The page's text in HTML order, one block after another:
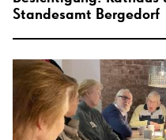
Standesamt Bergedorf